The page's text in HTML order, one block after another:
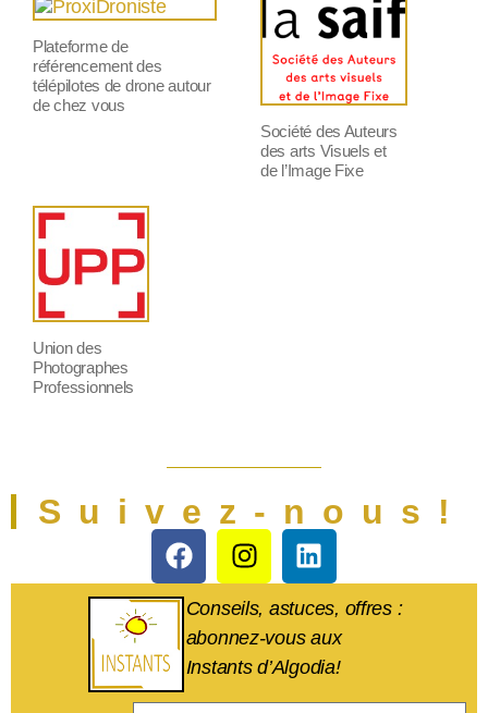
Plateforme de
référencement des
télépilotes de drone autour
de chez vous
Société des Auteurs
des arts Visuels et
de l’Image Fixe
Union des
Photographes
Professionnels
Suivez-nous!
Conseils, astuces, offres :
abonnez-vous aux
Instants d’Algodia!